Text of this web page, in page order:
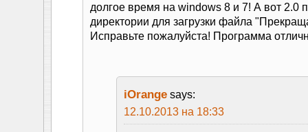
долгое время на windows 8 и 7! А вот 2.0
директории для загрузки файла
Исправьте пожалуйста! Программа
iOrange says:
12.10.2013 на 18:33